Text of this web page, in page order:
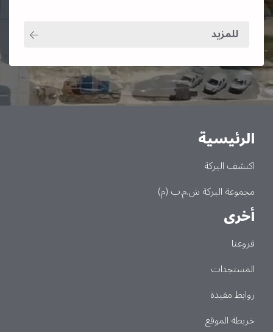
للمزيد
Main
الرئيسية
اكتشف البركة
مجموعة البركة ش.م.ب (م)
أخرى
فروعنا
المستجدات
روابط مفيدة
خريطة الموقع